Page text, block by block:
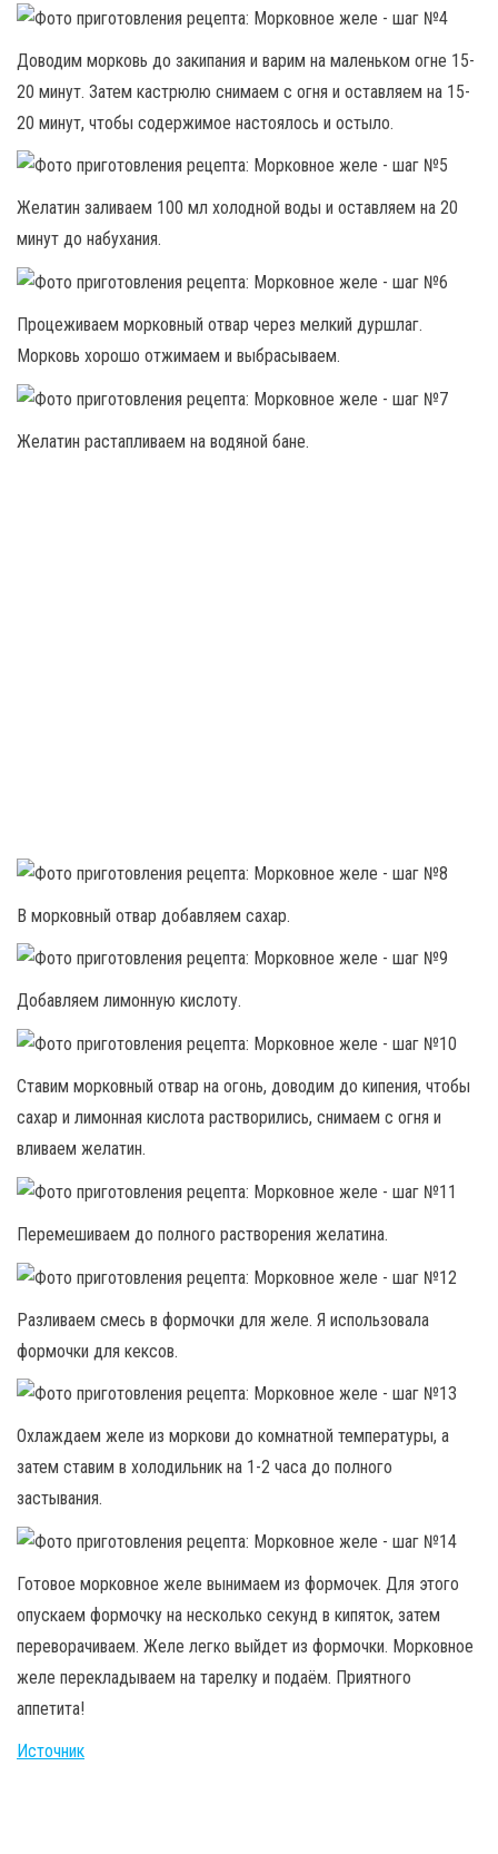
Доводим морковь до закипания и варим на маленьком огне 15-
20 минут. Затем кастрюлю снимаем с огня и оставляем на 15-
20 минут, чтобы содержимое настоялось и остыло.
Желатин заливаем 100 мл холодной воды и оставляем на 20
минут до набухания.
Процеживаем морковный отвар через мелкий дуршлаг.
Морковь хорошо отжимаем и выбрасываем.
Желатин растапливаем на водяной бане.
В морковный отвар добавляем сахар.
Добавляем лимонную кислоту.
Ставим морковный отвар на огонь, доводим до кипения, чтобы
сахар и лимонная кислота растворились, снимаем с огня и
вливаем желатин.
Перемешиваем до полного растворения желатина.
Разливаем смесь в формочки для желе. Я использовала
формочки для кексов.
Охлаждаем желе из моркови до комнатной температуры, а
затем ставим в холодильник на 1-2 часа до полного
застывания.
Готовое морковное желе вынимаем из формочек. Для этого
опускаем формочку на несколько секунд в кипяток, затем
переворачиваем. Желе легко выйдет из формочки. Морковное
желе перекладываем на тарелку и подаём. Приятного
аппетита!
Источник